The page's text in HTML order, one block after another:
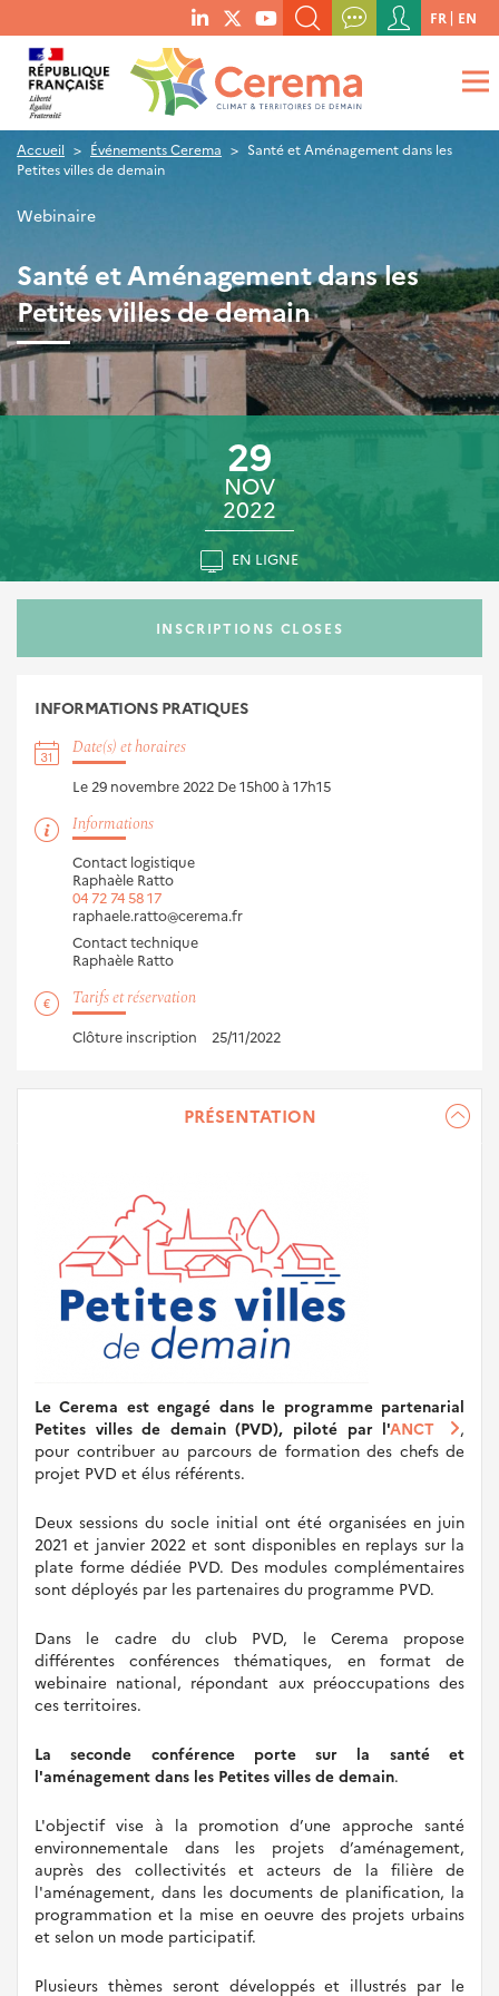
menu
social
links
RECHERCHER UN MOT-CLÉ, UNE PUBLICATION, ETC.
QUE RECHERCHEZ-VOUS ?
Menu
du
compte
de
l'utilisateur
FR EN
Accueil Événements Cerema
Santé et Aménagement dans les
Petites villes de demain
Webinaire
Santé et Aménagement dans les
Petites villes de demain
29
NOV
2022
EN LIGNE
INSCRIPTIONS CLOSES
INFORMATIONS PRATIQUES
Date(s) et horaires
Le 29 novembre 2022 De 15h00 à 17h15
Informations
Contact logistique
Raphaèle Ratto
04 72 74 58 17
raphaele.ratto@cerema.fr
Contact technique
Raphaèle Ratto
Tarifs et réservation
Clôture inscription 25/11/2022
PRÉSENTATION
Le Cerema est engagé dans le programme partenarial
Petites villes de demain (PVD), piloté par l'ANCT
,
pour contribuer au parcours de formation des chefs de
projet PVD et élus référents.
Deux sessions du socle initial ont été organisées en juin
2021 et janvier 2022 et sont disponibles en replays sur la
plate forme dédiée PVD. Des modules complémentaires
sont déployés par les partenaires du programme PVD.
Dans le cadre du club PVD, le Cerema propose
différentes conférences thématiques, en format de
webinaire national, répondant aux préoccupations des
ces territoires.
La seconde conférence porte sur la santé et
l'aménagement dans les Petites villes de demain.
L'objectif vise à la promotion d’une approche santé
environnementale dans les projets d’aménagement,
auprès des collectivités et acteurs de la filière de
l'aménagement, dans les documents de planification, la
programmation et la mise en oeuvre des projets urbains
et selon un mode participatif.
Plusieurs thèmes seront développés et illustrés par le